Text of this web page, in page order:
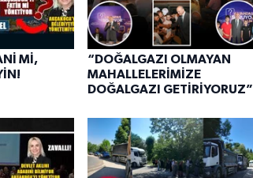
Mİ,
“DOĞALGAZI OLMAYAN
MAHALLELERİMİZE
DOĞALGAZI GETİRİYORUZ”